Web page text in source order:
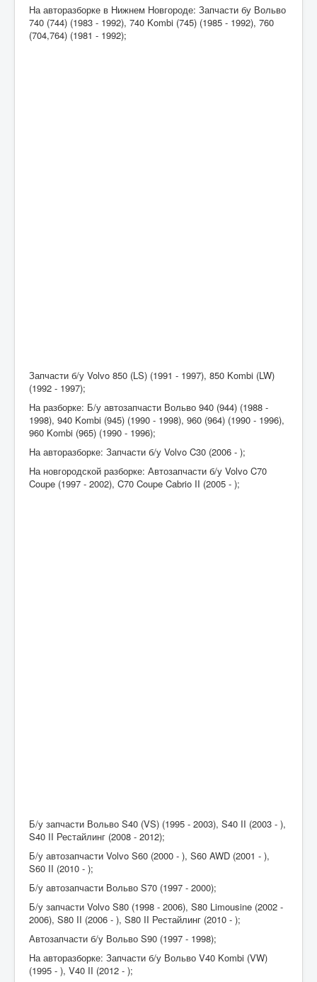
На авторазборке в Нижнем Новгороде: Запчасти бу Вольво
740 (744) (1983 - 1992), 740 Kombi (745) (1985 - 1992), 760
(704,764) (1981 - 1992);
Запчасти б/у Volvo 850 (LS) (1991 - 1997), 850 Kombi (LW)
(1992 - 1997);
На разборке: Б/у автозапчасти Вольво 940 (944) (1988 -
1998), 940 Kombi (945) (1990 - 1998), 960 (964) (1990 - 1996),
960 Kombi (965) (1990 - 1996);
На авторазборке: Запчасти б/у Volvo C30 (2006 - );
На новгородской разборке: Автозапчасти б/у Volvo C70
Coupe (1997 - 2002), C70 Coupe Cabrio II (2005 - );
Б/у запчасти Вольво S40 (VS) (1995 - 2003), S40 II (2003 - ),
S40 II Рестайлинг (2008 - 2012);
Б/у автозапчасти Volvo S60 (2000 - ), S60 AWD (2001 - ),
S60 II (2010 - );
Б/у автозапчасти Вольво S70 (1997 - 2000);
Б/у запчасти Volvo S80 (1998 - 2006), S80 Limousine (2002 -
2006), S80 II (2006 - ), S80 II Рестайлинг (2010 - );
Автозапчасти б/у Вольво S90 (1997 - 1998);
На авторазборке: Запчасти б/у Вольво V40 Kombi (VW)
(1995 - ), V40 II (2012 - );